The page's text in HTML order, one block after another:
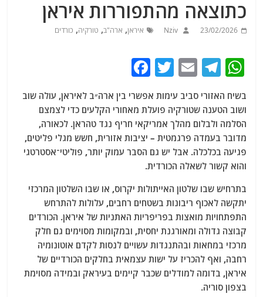
כתוצאה מהתפוררות איראן
23/02/2026
Nziv איראן, ארה"ב, טורקיה, כורדים
W
at
s
A
p
p
T
e
g
ra
m
E
ai
l
T
itt
er
c
e
b
o
o
k
בשיח האזורי סביב עימות אפשרי בין ארה״ב לאיראן, עולה שוב
ושוב הטענה שטורקיה פועלת מאחורי הקלעים כדי לצמצם
הסלמה ולבלום מהלך אמריקאי חריף נגד טהראן. לכאורה,
מדובר בעמדה פרגמטית – יציבות אזורית, חשש מגלי פליטים,
פגיעה בכלכלה. אבל יש גם הסבר עמוק יותר, פוליטי־אסטרטגי
והוא קשור לשאלה הכורדית.
בתרחיש שבו שלטון האייתולות יקרוס, או שבו השלטון המרכזי
יתקשה לאכוף ריבונות בשטחים רחבים, עלולות להתרחש
התפתחויות מואצות בפריפריות האתניות של איראן. הכורדים
קבוצה גדולה ומאורגנת יחסית, ובמקומות מסוימים גם חלק
מרכזי במחאות ובהתנגדות עשויים לנסות לקדם אוטונומיה
רחבה, ואף להכריז על ישות עצמאית בחלקים הכורדיים של
איראן, בדומה למודלים שכבר קיימים בעיראק ובמידה מסוימת
בצפון סוריה.